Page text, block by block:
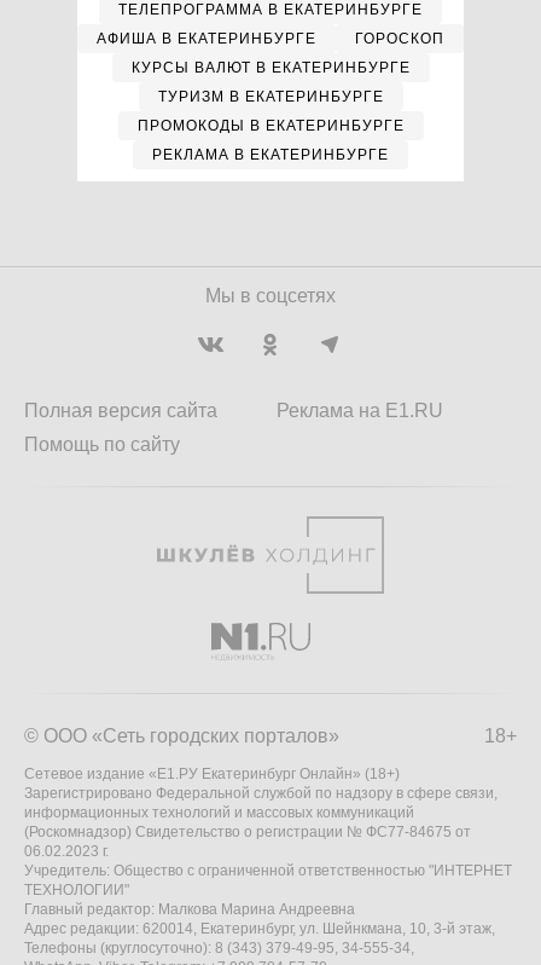
ТЕЛЕПРОГРАММА В ЕКАТЕРИНБУРГЕ
АФИША В ЕКАТЕРИНБУРГЕ
ГОРОСКОП
КУРСЫ ВАЛЮТ В ЕКАТЕРИНБУРГЕ
ТУРИЗМ В ЕКАТЕРИНБУРГЕ
ПРОМОКОДЫ В ЕКАТЕРИНБУРГЕ
РЕКЛАМА В ЕКАТЕРИНБУРГЕ
Мы в соцсетях
Полная версия сайта
Помощь по сайту
Реклама на E1.RU
18+
© ООО «Сеть городских порталов»
Сетевое издание «Е1.РУ Екатеринбург Онлайн» (18+)
Зарегистрировано Федеральной службой по надзору в сфере связи,
информационных технологий и массовых коммуникаций
(Роскомнадзор) Свидетельство о регистрации № ФС77-84675 от
06.02.2023 г.
Учредитель: Общество с ограниченной ответственностью "ИНТЕРНЕТ
ТЕХНОЛОГИИ"
Главный редактор: Малкова Марина Андреевна
Адрес редакции: 620014, Екатеринбург, ул. Шейнкмана, 10, 3-й этаж,
Телефоны (круглосуточно): 8 (343) 379-49-95, 34-555-34,